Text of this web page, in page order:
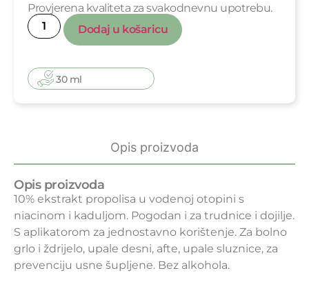
Provjerena kvaliteta za svakodnevnu upotrebu.
Dodaj u košaricu
30 ml
Opis proizvoda
Opis proizvoda
10% ekstrakt propolisa u vodenoj otopini s
niacinom i kaduljom. Pogodan i za trudnice i dojilje.
S aplikatorom za jednostavno korištenje. Za bolno
grlo i ždrijelo, upale desni, afte, upale sluznice, za
prevenciju usne šupljene. Bez alkohola.